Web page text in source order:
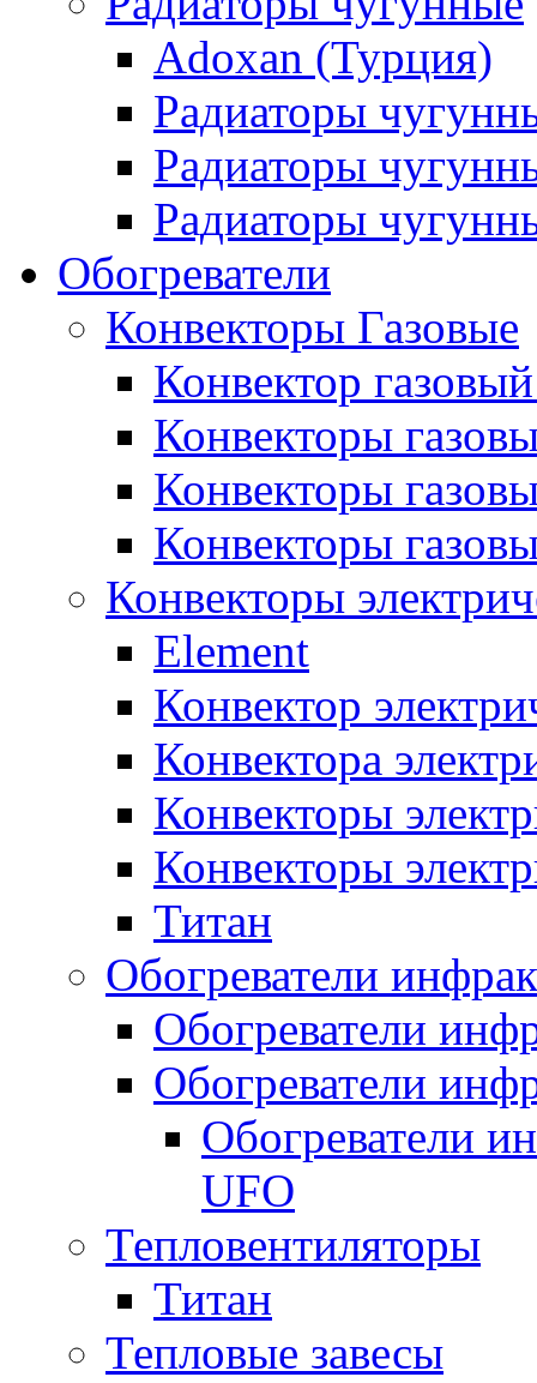
Adoxan (Турция)
Радиаторы
Радиаторы
Радиаторы
Обогреватели
Конвекторы Газовые
Конвектор
Конвекторы
Конвекторы
Конвекторы
Конвекторы
Element
Конвектор
Конвектора
Конвекторы
Конвекторы
Титан
Обогреватели
Обогреватели
Обогреватели
Обогреватели
UFO
Тепловентиляторы
Титан
Тепловые завесы